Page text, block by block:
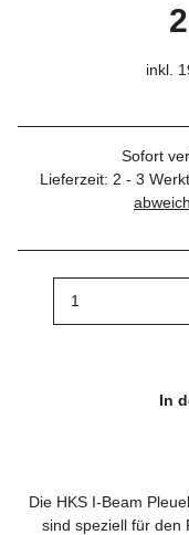
inkl.
Sofort
Lieferzeit: 2 - 3
In
Die HKS I-Beam
sind speziell für den